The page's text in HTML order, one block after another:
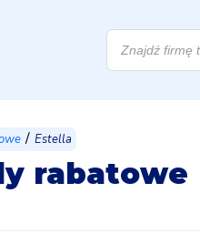
Wyszukiwarka
produktów
/ Estella
rabatowe